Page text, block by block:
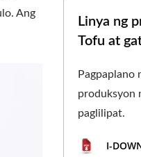
Ang
Linya ng
Tofu at
Pagpaplano
produksyon
paglilipat.
I-